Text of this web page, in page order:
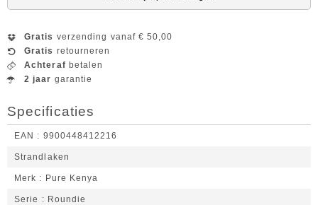
Gratis verzending vanaf € 50,00
Gratis retourneren
Achteraf betalen
2 jaar garantie
Specificaties
EAN 9900448412216
Strandlaken
Merk Pure Kenya
Serie Roundie